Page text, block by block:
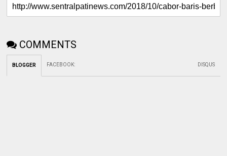
COMMENTS
BLOGGER FACEBOOK: DISQUS